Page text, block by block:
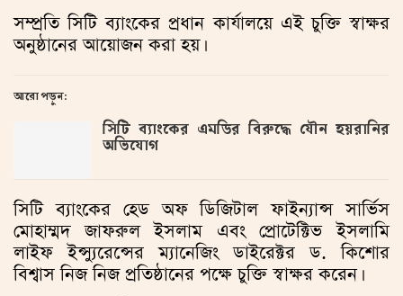
সম্প্রতি সিটি ব্যাংকের প্রধান কার্যালয়ে এই চুক্তি স্বাক্ষর
অনুষ্ঠানের আয়োজন করা হয়।
আরো পড়ুন:
সিটি ব্যাংকের এমডির বিরুদ্ধে যৌন হয়রানির
অভিযোগ
সিটি ব্যাংকের হেড অফ ডিজিটাল ফাইন্যান্স সার্ভিস
মোহাম্মদ জাফরুল ইসলাম এবং প্রোটেক্টিভ ইসলামি
লাইফ ইন্স্যুরেন্সের ম্যানেজিং ডাইরেক্টর ড. কিশোর
বিশ্বাস নিজ নিজ প্রতিষ্ঠানের পক্ষে চুক্তি স্বাক্ষর করেন।